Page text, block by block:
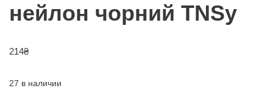
нейлон чорний TNSy
214₴
27 в наличии